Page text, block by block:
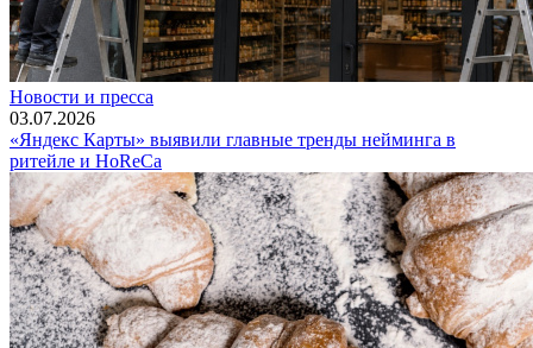
Новости и пресса
03.07.2026
«Яндекс Карты» выявили главные тренды нейминга в
ритейле и HoReCa